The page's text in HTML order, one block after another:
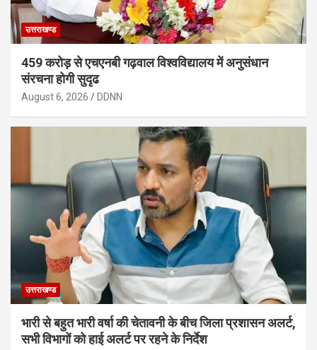
उत्तराखण्ड
459 करोड़ से एचएनबी गढ़वाल विश्वविद्यालय में अनुसंधान
संरचना होगी सुदृढ
August 6, 2026 DDNN
उत्तराखण्ड
भारी से बहुत भारी वर्षा की चेतावनी के बीच जिला प्रशासन अलर्ट,
सभी विभागों को हाई अलर्ट पर रहने के निर्देश